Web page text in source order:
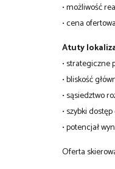
• możliwość
• cena
Atuty
• strategiczne
• bliskość
• sąsiedztwo
• szybki
• potencjał
Oferta